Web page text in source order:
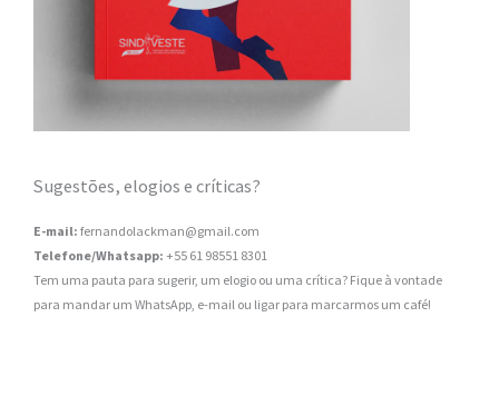
Sugestões, elogios e críticas?
E-mail: fernandolackman@gmail.com
Telefone/Whatsapp: +55 61 98551 8301
Tem uma pauta para sugerir, um elogio ou uma crítica? Fique à vontade
para mandar um WhatsApp, e-mail ou ligar para marcarmos um café!